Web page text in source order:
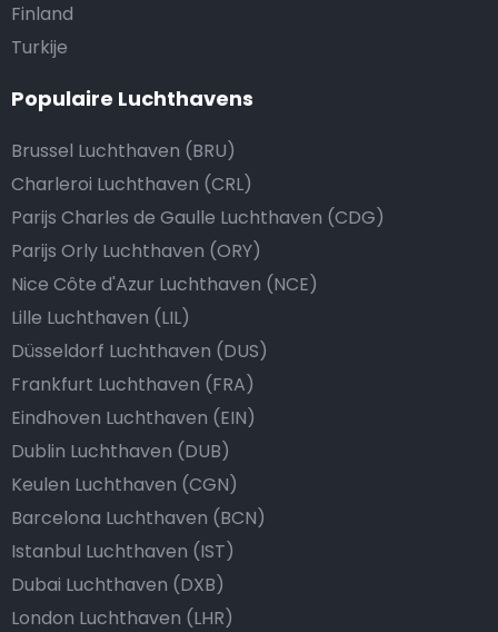
Finland
Turkije
Populaire Luchthavens
Brussel Luchthaven (BRU)
Charleroi Luchthaven (CRL)
Parijs Charles de Gaulle Luchthaven (CDG)
Parijs Orly Luchthaven (ORY)
Nice Côte d'Azur Luchthaven (NCE)
Lille Luchthaven (LIL)
Düsseldorf Luchthaven (DUS)
Frankfurt Luchthaven (FRA)
Eindhoven Luchthaven (EIN)
Dublin Luchthaven (DUB)
Keulen Luchthaven (CGN)
Barcelona Luchthaven (BCN)
Istanbul Luchthaven (IST)
Dubai Luchthaven (DXB)
London Luchthaven (LHR)